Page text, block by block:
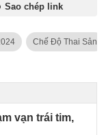
Sao chép link
Chế Độ Thai Sản
vạn trái tim,